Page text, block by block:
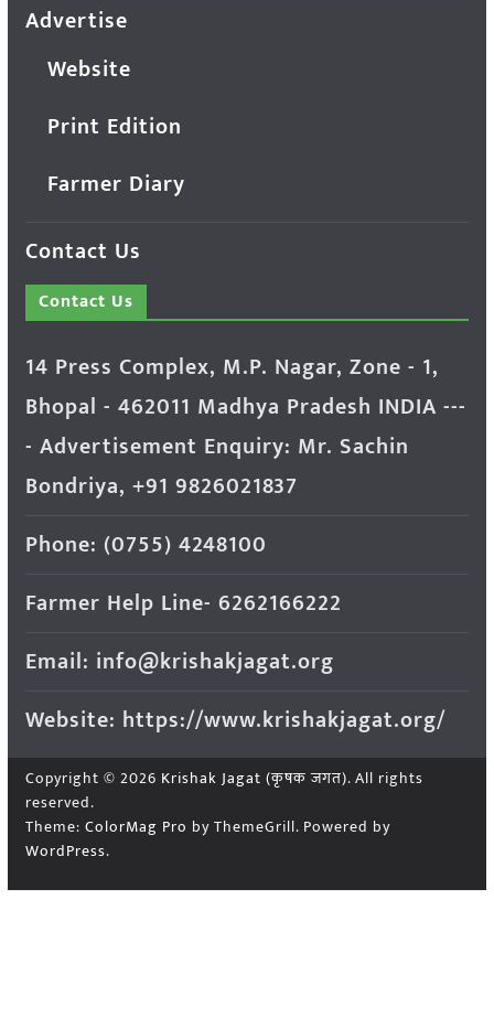
Advertise
Website
Print Edition
Farmer Diary
Contact Us
Contact Us
14 Press Complex, M.P. Nagar, Zone - 1,
Bhopal - 462011 Madhya Pradesh INDIA ---
- Advertisement Enquiry: Mr. Sachin
Bondriya, +91 9826021837
Phone: (0755) 4248100
Farmer Help Line- 6262166222
Email: info@krishakjagat.org
Website: https://www.krishakjagat.org/
Copyright © 2026 Krishak Jagat (कृषक जगत). All rights
reserved.
Theme: ColorMag Pro by ThemeGrill. Powered by
WordPress.